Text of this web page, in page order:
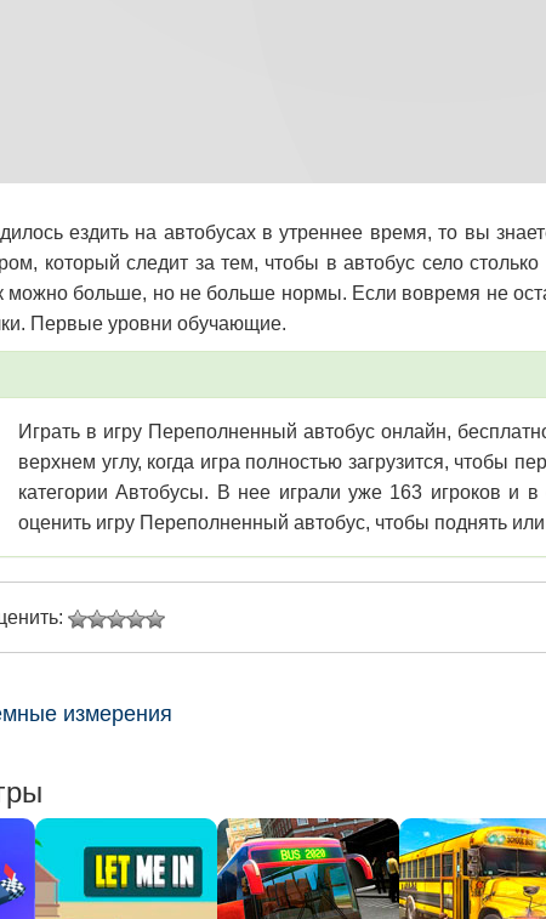
ездить на автобусах в утреннее время, то вы
который следит за тем, чтобы в автобус село
можно больше, но не больше нормы. Если вовремя не
Первые уровни обучающие.
Играть в игру Переполненный автобус онлайн,
верхнем углу, когда игра полностью загрузится, чтобы
категории Автобусы. В нее играли уже 163 игроков
оценить игру Переполненный автобус, чтобы поднять
измерения